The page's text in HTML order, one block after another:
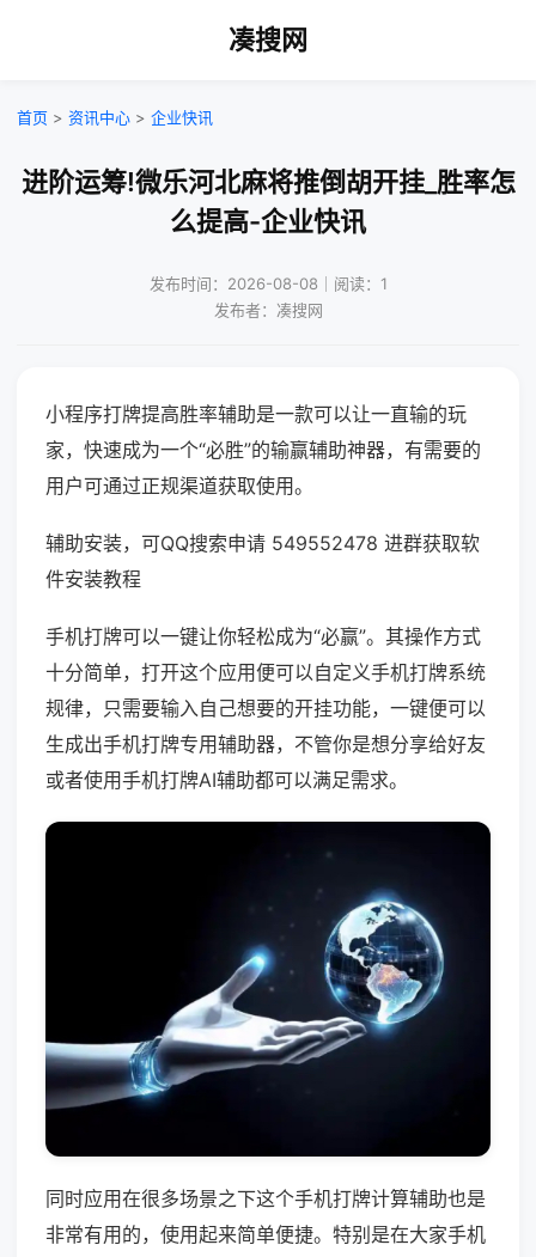
凑搜网
首页 > 资讯中心 > 企业快讯
进阶运筹!微乐河北麻将推倒胡开挂_胜率怎
么提高-企业快讯
发布时间：2026-08-08｜阅读：1
发布者：凑搜网
小程序打牌提高胜率辅助是一款可以让一直输的玩
家，快速成为一个“必胜”的输赢辅助神器，有需要的
用户可通过正规渠道获取使用。
辅助安装，可QQ搜索申请 549552478 进群获取软
件安装教程
手机打牌可以一键让你轻松成为“必赢”。其操作方式
十分简单，打开这个应用便可以自定义手机打牌系统
规律，只需要输入自己想要的开挂功能，一键便可以
生成出手机打牌专用辅助器，不管你是想分享给好友
或者使用手机打牌AI辅助都可以满足需求。
同时应用在很多场景之下这个手机打牌计算辅助也是
非常有用的，使用起来简单便捷。特别是在大家手机